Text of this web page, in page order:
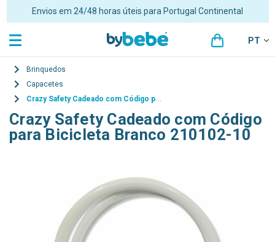
Envios em 24/48 horas úteis para Portugal Continental
PT
Brinquedos
Capacetes
Crazy Safety Cadeado com Código para Bicicleta Branco 210102-10
Crazy Safety Cadeado com Código
para Bicicleta Branco 210102-10